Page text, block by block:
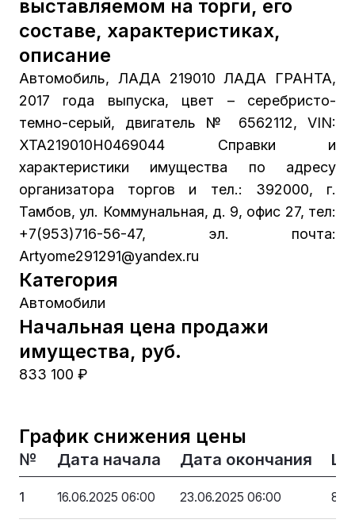
выставляемом на торги, его
составе, характеристиках,
описание
Автомобиль, ЛАДА 219010 ЛАДА ГРАНТА,
2017 года выпуска, цвет – серебристо-
темно-серый, двигатель № 6562112, VIN:
XTA219010H0469044 Справки и
характеристики имущества по адресу
организатора торгов и тел.: 392000, г.
Тамбов, ул. Коммунальная, д. 9, офис 27, тел:
+7(953)716-56-47, эл. почта:
Artyome291291@yandex.ru
Категория
Автомобили
Начальная цена продажи
имущества, руб.
833 100 ₽
График снижения цены
№ Дата начала Дата окончания
1 16.06.2025 06:00 23.06.2025 06:00